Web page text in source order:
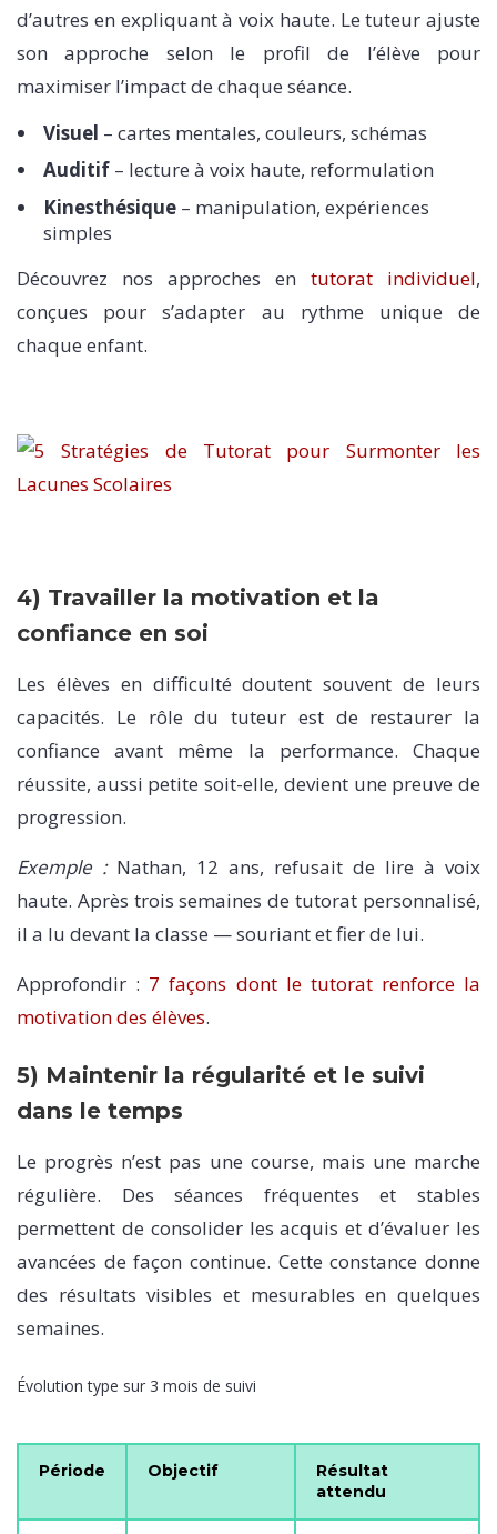
d’autres en expliquant à voix haute. Le tuteur ajuste
son approche selon le profil de l’élève pour
maximiser l’impact de chaque séance.
Visuel – cartes mentales, couleurs, schémas
Auditif – lecture à voix haute, reformulation
Kinesthésique – manipulation, expériences
simples
Découvrez nos approches en tutorat individuel,
conçues pour s’adapter au rythme unique de
chaque enfant.
4) Travailler la motivation et la
confiance en soi
Les élèves en difficulté doutent souvent de leurs
capacités. Le rôle du tuteur est de restaurer la
confiance avant même la performance. Chaque
réussite, aussi petite soit-elle, devient une preuve de
progression.
Exemple :Nathan, 12 ans, refusait de lire à voix
haute. Après trois semaines de tutorat personnalisé,
il a lu devant la classe — souriant et fier de lui.
Approfondir : 7 façons dont le tutorat renforce la
motivation des élèves.
5) Maintenir la régularité et le suivi
dans le temps
Le progrès n’est pas une course, mais une marche
régulière. Des séances fréquentes et stables
permettent de consolider les acquis et d’évaluer les
avancées de façon continue. Cette constance donne
des résultats visibles et mesurables en quelques
semaines.
Évolution type sur 3 mois de suivi
Période Objectif
Résultat
attendu